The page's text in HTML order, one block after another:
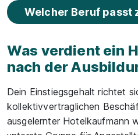
Welcher Beruf passt
Was verdient ein
nach der
Dein Einstiegsgehalt richtet
kollektivvertraglichen
ausgelernter Hotelkaufmann